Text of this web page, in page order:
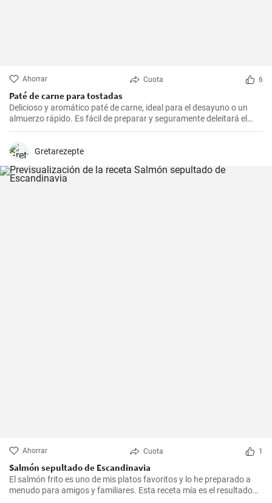
Ahorrar Cuota 6
Paté de carne para tostadas
Delicioso y aromático paté de carne, ideal para el desayuno o un
almuerzo rápido. Es fácil de preparar y seguramente deleitará el
paladar de todos los amantes de la carne.
Gretarezepte
Ahorrar Cuota 1
Salmón sepultado de Escandinavia
El salmón frito es uno de mis platos favoritos y lo he preparado a
menudo para amigos y familiares. Esta receta mía es el resultado